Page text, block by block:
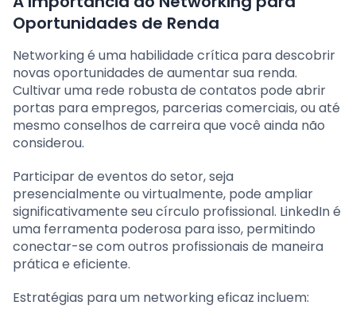
Oportunidades de Renda
Networking é uma habilidade crítica para descobrir
novas oportunidades de aumentar sua renda.
Cultivar uma rede robusta de contatos pode abrir
portas para empregos, parcerias comerciais, ou até
mesmo conselhos de carreira que você ainda não
considerou.
Participar de eventos do setor, seja
presencialmente ou virtualmente, pode ampliar
significativamente seu círculo profissional. LinkedIn é
uma ferramenta poderosa para isso, permitindo
conectar-se com outros profissionais de maneira
prática e eficiente.
Estratégias para um networking eficaz incluem: